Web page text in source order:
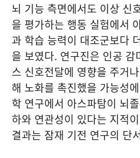
뇌 기능 측면에서도 이상 신
을 평가하는 행동 실험에서
과 학습 능력이 대조군보다
을 보였다. 연구진은 인공 감
스 신호전달에 영향을 주거
해 노화를 촉진했을 가능성
학 연구에서 아스파탐이 뇌
하와 연관성이 있다는 지적
결과는 잠재 기전 연구의 단